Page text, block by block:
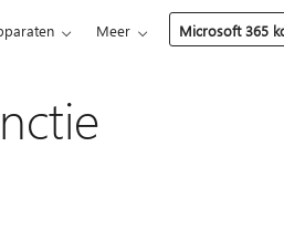
Meer Microsoft 365